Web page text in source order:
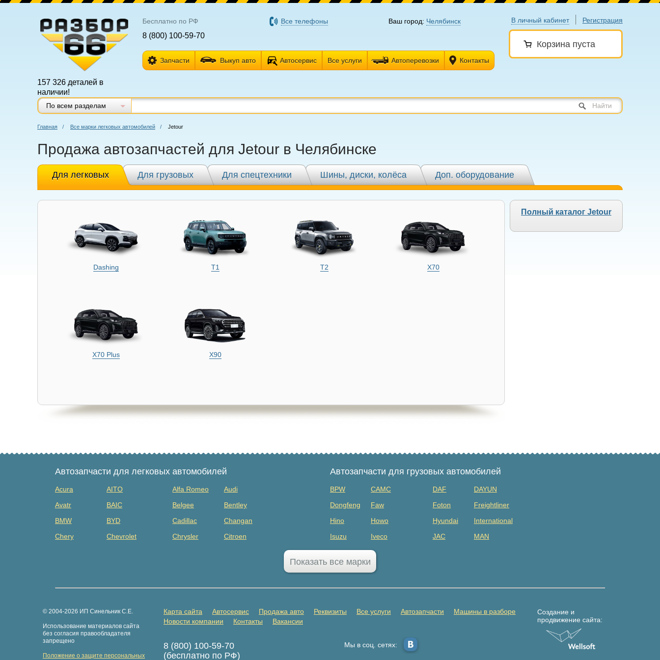
В личный кабинет Регистрация
Корзина пуста
157 326 деталей в
наличии!
Бесплатно по РФ
8 (800) 100-59-70
Все телефоны Ваш город: Челябинск
Запчасти Выкуп авто Автосервис Все услуги Автоперевозки Контакты
По всем разделам Найти
Главная / Все марки легковых автомобилей / Jetour
Продажа автозапчастей для Jetour в Челябинске
Для легковых Для грузовых Для спецтехники Шины, диски, колёса Доп. оборудование
Полный каталог Jetour
Dashing T1 T2 X70
X70 Plus X90
Автозапчасти для легковых автомобилей
Acura AITO Alfa Romeo
Audi
Avatr
BAIC Belgee
Bentley
BMW
BYD Cadillac
Changan
Chery
Chevrolet Chrysler
Citroen
Great Wall
Haima Haval
Honda
Hongqi
Hummer
Isuzu
JAC
Jaecoo
Автозапчасти для грузовых автомобилей
BPW CAMC DAF
DAYUN
Dongfeng
Faw Foton
Freightliner
Hino
Howo Hyundai
International
Isuzu
Iveco JAC
MAN
MAZ
Mercedes Benz
Scania
Прицепы
Показать все марки
© 2004-2026 ИП Синельник С.Е.
Использование материалов сайта
без согласия правообладателя
запрещено
Положение о защите персональных
Карта сайта Автосервис Продажа авто Реквизиты Все услуги Автозапчасти
Машины в разборе
Новости компании
Контакты Вакансии
8 (800) 100-59-70
(бесплатно по РФ)
Мы в соц. сетях:
Создание и
продвижение сайта: